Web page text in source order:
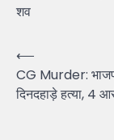
शव
Post
navigation
⟵
CG Murder:
दिनदहाड़े हत्या, 4